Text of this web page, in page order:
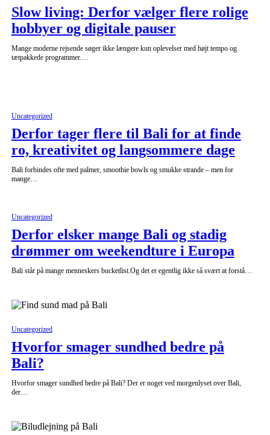
Slow living: Derfor vælger flere rolige
hobbyer og digitale pauser
Mange moderne rejsende søger ikke længere kun oplevelser med højt tempo og
tætpakkede programmer.…
Uncategorized
Derfor tager flere til Bali for at finde
ro, kreativitet og langsommere dage
Bali forbindes ofte med palmer, smoothie bowls og smukke strande – men for
mange…
Uncategorized
Derfor elsker mange Bali og stadig
drømmer om weekendture i Europa
Bali står på mange menneskers bucketlist.Og det er egentlig ikke så svært at forstå…
Uncategorized
Hvorfor smager sundhed bedre på
Bali?
Hvorfor smager sundhed bedre på Bali? Der er noget ved morgenlyset over Bali,
der…